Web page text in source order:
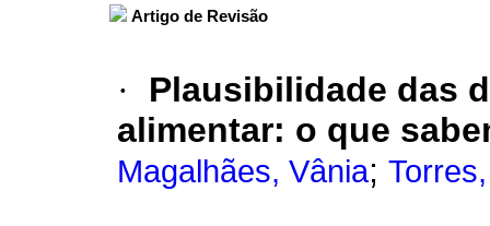
Artigo de Revisão
·
Plausibilidade das
alimentar: o que
Magalhães, Vânia;